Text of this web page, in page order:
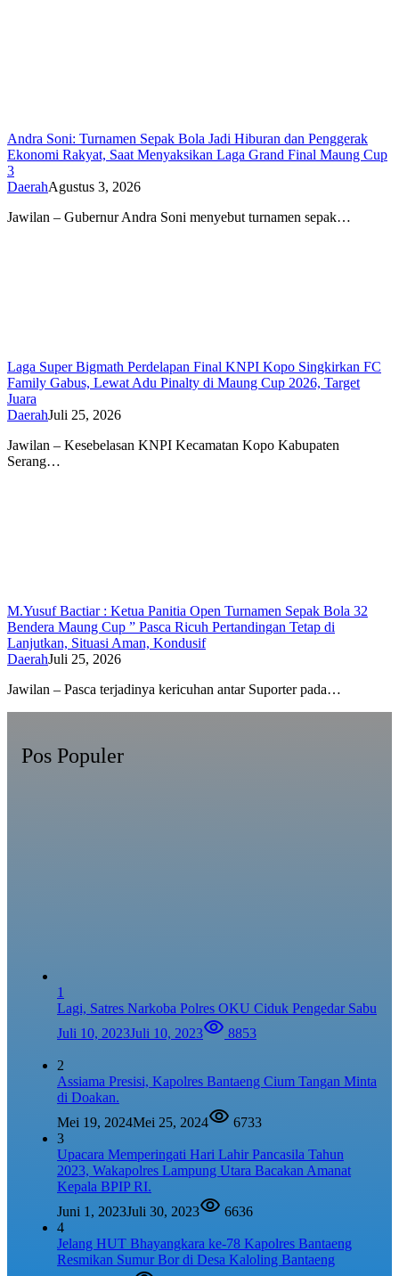
Andra Soni: Turnamen Sepak Bola Jadi Hiburan dan Penggerak
Ekonomi Rakyat, Saat Menyaksikan Laga Grand Final Maung Cup
3
DaerahAgustus 3, 2026
Jawilan – Gubernur Andra Soni menyebut turnamen sepak…
Laga Super Bigmath Perdelapan Final KNPI Kopo Singkirkan FC
Family Gabus, Lewat Adu Pinalty di Maung Cup 2026, Target
Juara
DaerahJuli 25, 2026
Jawilan – Kesebelasan KNPI Kecamatan Kopo Kabupaten
Serang…
M.Yusuf Bactiar : Ketua Panitia Open Turnamen Sepak Bola 32
Bendera Maung Cup ” Pasca Ricuh Pertandingan Tetap di
Lanjutkan, Situasi Aman, Kondusif
DaerahJuli 25, 2026
Jawilan – Pasca terjadinya kericuhan antar Suporter pada…
Pos Populer
1
Lagi, Satres Narkoba Polres OKU Ciduk Pengedar Sabu
Juli 10, 2023Juli 10, 2023 8853
2
Assiama Presisi, Kapolres Bantaeng Cium Tangan Minta
di Doakan.
Mei 19, 2024Mei 25, 2024
6733
3
Upacara Memperingati Hari Lahir Pancasila Tahun
2023, Wakapolres Lampung Utara Bacakan Amanat
Kepala BPIP RI.
Juni 1, 2023Juli 30, 2023
6636
4
Jelang HUT Bhayangkara ke-78 Kapolres Bantaeng
Resmikan Sumur Bor di Desa Kaloling Bantaeng